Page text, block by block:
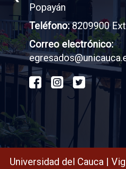
Popayán
Teléfono:8209900
Correo electrónico:
Universidad del Cauca |